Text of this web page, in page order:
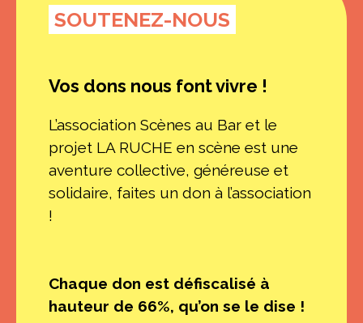
SOUTENEZ-NOUS
Vos dons nous font vivre !
L’association Scènes au Bar et le
projet LA RUCHE en scène est une
aventure collective, généreuse et
solidaire, faites un don à l’association
!
Chaque don est défiscalisé à
hauteur de 66%, qu’on se le dise !